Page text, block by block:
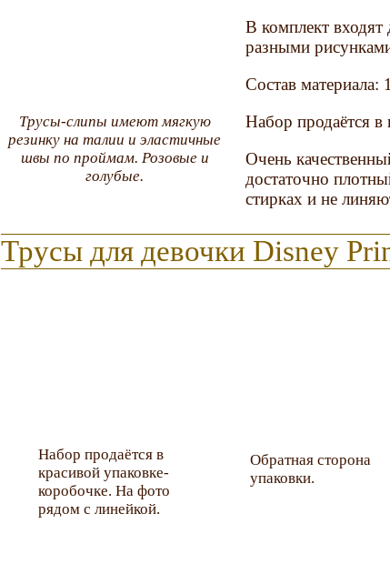
Трусы-слипы имеют мягкую
резинку на талии и эластичные
швы по проймам. Розовые и
голубые.
В комплект входят
разными
Состав материала:
Набор продаётся в
Очень
достаточно
стирках и не
Трусы для девочки Disney
Набор продаётся в
красивой упаковке-
коробочке. На фото
рядом с линейкой.
Обратная сторона
упаковки.